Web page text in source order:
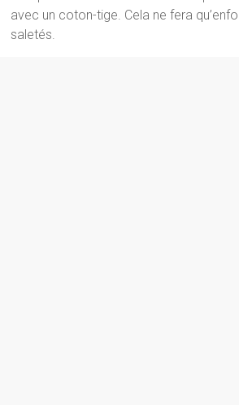
avec un coton-tige. Cela ne fera
saletés.